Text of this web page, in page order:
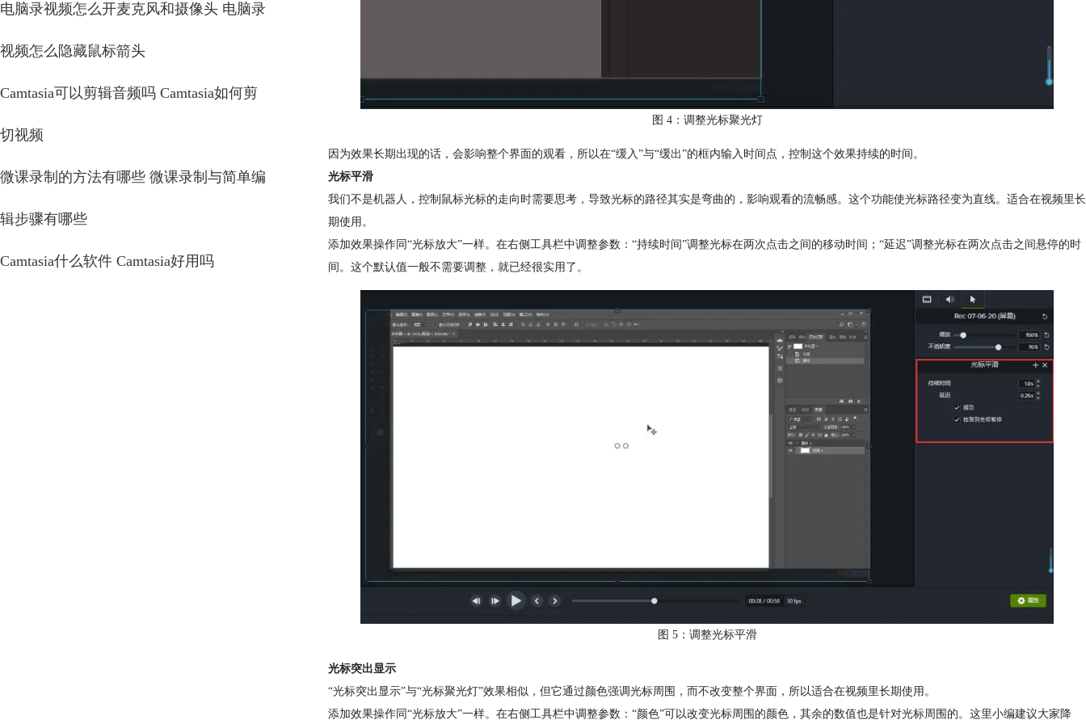
电脑录视频怎么开麦克风和摄像头 电脑录
视频怎么隐藏鼠标箭头
Camtasia可以剪辑音频吗 Camtasia如何剪
切视频
微课录制的方法有哪些 微课录制与简单编
辑步骤有哪些
Camtasia什么软件 Camtasia好用吗
图 4：调整光标聚光灯
因为效果长期出现的话，会影响整个界面的观看，所以在“缓入”与“缓出”的框内输入时间点，控制这个效果持续的时间。
光标平滑
我们不是机器人，控制鼠标光标的走向时需要思考，导致光标的路径其实是弯曲的，影响观看的流畅感。这个功能使光标路径变为直线。适合在视频里长
期使用。
添加效果操作同“光标放大”一样。在右侧工具栏中调整参数：“持续时间”调整光标在两次点击之间的移动时间；“延迟”调整光标在两次点击之间悬停的时
间。这个默认值一般不需要调整，就已经很实用了。
图 5：调整光标平滑
光标突出显示
“光标突出显示”与“光标聚光灯”效果相似，但它通过颜色强调光标周围，而不改变整个界面，所以适合在视频里长期使用。
添加效果操作同“光标放大”一样。在右侧工具栏中调整参数：“颜色”可以改变光标周围的颜色，其余的数值也是针对光标周围的。这里小编建议大家降